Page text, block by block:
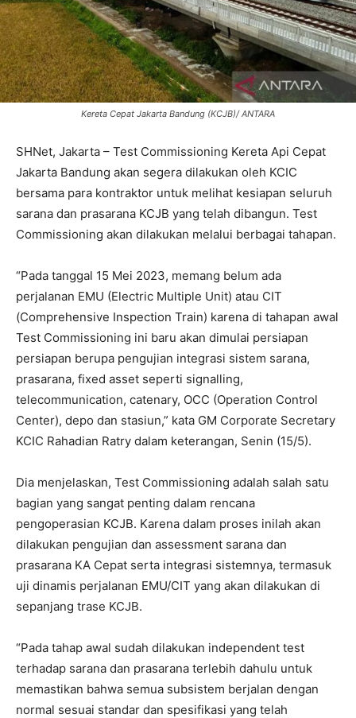
Kereta Cepat Jakarta Bandung (KCJB)/ ANTARA
SHNet, Jakarta – Test Commissioning Kereta Api Cepat
Jakarta Bandung akan segera dilakukan oleh KCIC
bersama para kontraktor untuk melihat kesiapan seluruh
sarana dan prasarana KCJB yang telah dibangun. Test
Commissioning akan dilakukan melalui berbagai tahapan.
“Pada tanggal 15 Mei 2023, memang belum ada
perjalanan EMU (Electric Multiple Unit) atau CIT
(Comprehensive Inspection Train) karena di tahapan awal
Test Commissioning ini baru akan dimulai persiapan
persiapan berupa pengujian integrasi sistem sarana,
prasarana, fixed asset seperti signalling,
telecommunication, catenary, OCC (Operation Control
Center), depo dan stasiun,” kata GM Corporate Secretary
KCIC Rahadian Ratry dalam keterangan, Senin (15/5).
Dia menjelaskan, Test Commissioning adalah salah satu
bagian yang sangat penting dalam rencana
pengoperasian KCJB. Karena dalam proses inilah akan
dilakukan pengujian dan assessment sarana dan
prasarana KA Cepat serta integrasi sistemnya, termasuk
uji dinamis perjalanan EMU/CIT yang akan dilakukan di
sepanjang trase KCJB.
“Pada tahap awal sudah dilakukan independent test
terhadap sarana dan prasarana terlebih dahulu untuk
memastikan bahwa semua subsistem berjalan dengan
normal sesuai standar dan spesifikasi yang telah